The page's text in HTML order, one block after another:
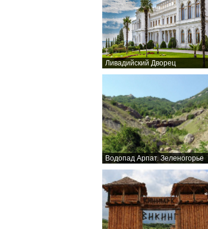
Ливадийский Дворец
Водопад Арпат. Зеленогорье